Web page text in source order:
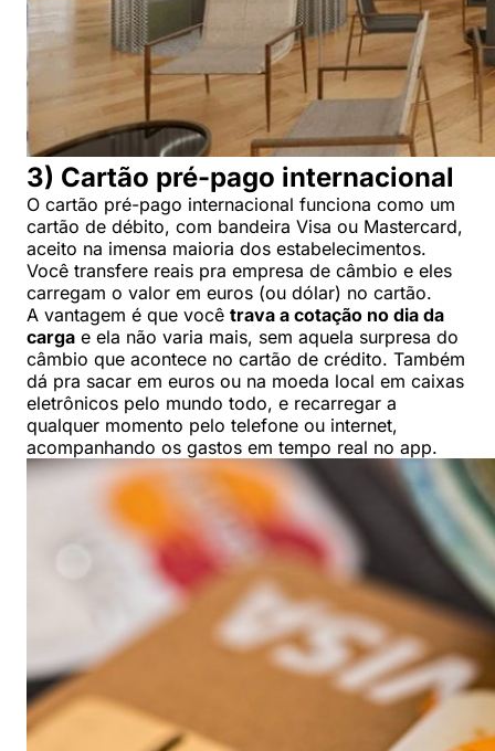
3) Cartão pré-pago internacional
O cartão pré-pago internacional funciona como um
cartão de débito, com bandeira Visa ou Mastercard,
aceito na imensa maioria dos estabelecimentos.
Você transfere reais pra empresa de câmbio e eles
carregam o valor em euros (ou dólar) no cartão.
A vantagem é que você trava a cotação no dia da
carga e ela não varia mais, sem aquela surpresa do
câmbio que acontece no cartão de crédito. Também
dá pra sacar em euros ou na moeda local em caixas
eletrônicos pelo mundo todo, e recarregar a
qualquer momento pelo telefone ou internet,
acompanhando os gastos em tempo real no app.